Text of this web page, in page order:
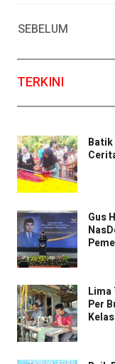
SEBELUM
TERKINI
Batik
Gus
Lima
Per